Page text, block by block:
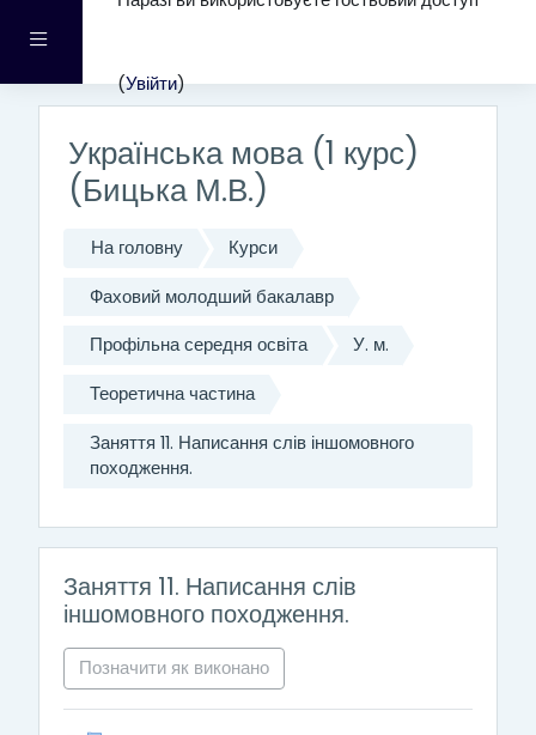
Бокова панель
(Увійти)
Перейти до головного вмісту
Українська мова (1 курс)
(Бицька М.В.)
На головну Курси
Фаховий молодший бакалавр
Профільна середня освіта У. м.
Теоретична частина
Заняття 11. Написання слів іншомовного
походження.
Заняття 11. Написання слів
іншомовного походження.
Позначити як виконано